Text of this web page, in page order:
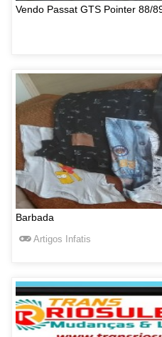
Vendo Passat GTS Pointer 88/
Barbada
Artigos Infatis